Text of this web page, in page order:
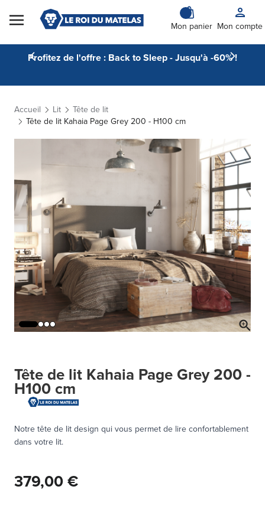
Skip to Content
Mon panier Mon compte
Profitez de l'offre : Back to Sleep - Jusqu'à -60% !
Accueil Lit
Tête de lit
Tête de lit Kahaia Page Grey 200 - H100 cm
Tête de lit Kahaia Page Grey 200 -
H100 cm
Notre tête de lit design qui vous permet de lire confortablement
dans votre lit.
379,00 €